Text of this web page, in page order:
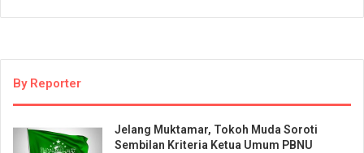
By Reporter
Jelang Muktamar, Tokoh Muda Soroti
Sembilan Kriteria Ketua Umum PBNU